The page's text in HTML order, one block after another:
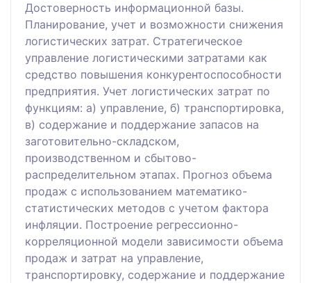
Достоверность информационной базы.
Планирование, учет и возможности снижения
логистических затрат. Стратегическое
управление логистическими затратами как
средство повышения конкурентоспособности
предприятия. Учет логистических затрат по
функциям: а) управление, б) транспортировка,
в) содержание и поддержание запасов на
заготовительно-складском,
производственном и сбытово-
распределительном этапах. Прогноз объема
продаж с использованием математико-
статистических методов с учетом фактора
инфляции. Построение регрессионно-
корреляционной модели зависимости объема
продаж и затрат на управление,
транспортировку, содержание и поддержание